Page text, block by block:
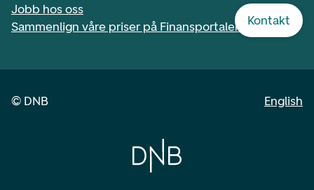
Kontakt
Jobb hos oss
Sammenlign våre priser på Finansportalen.no
© DNB English